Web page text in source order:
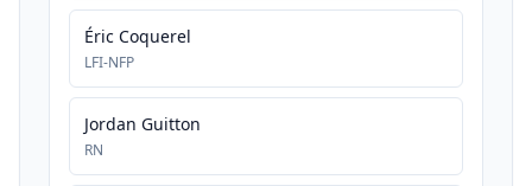
Éric Coquerel
LFI-NFP
Jordan Guitton
RN